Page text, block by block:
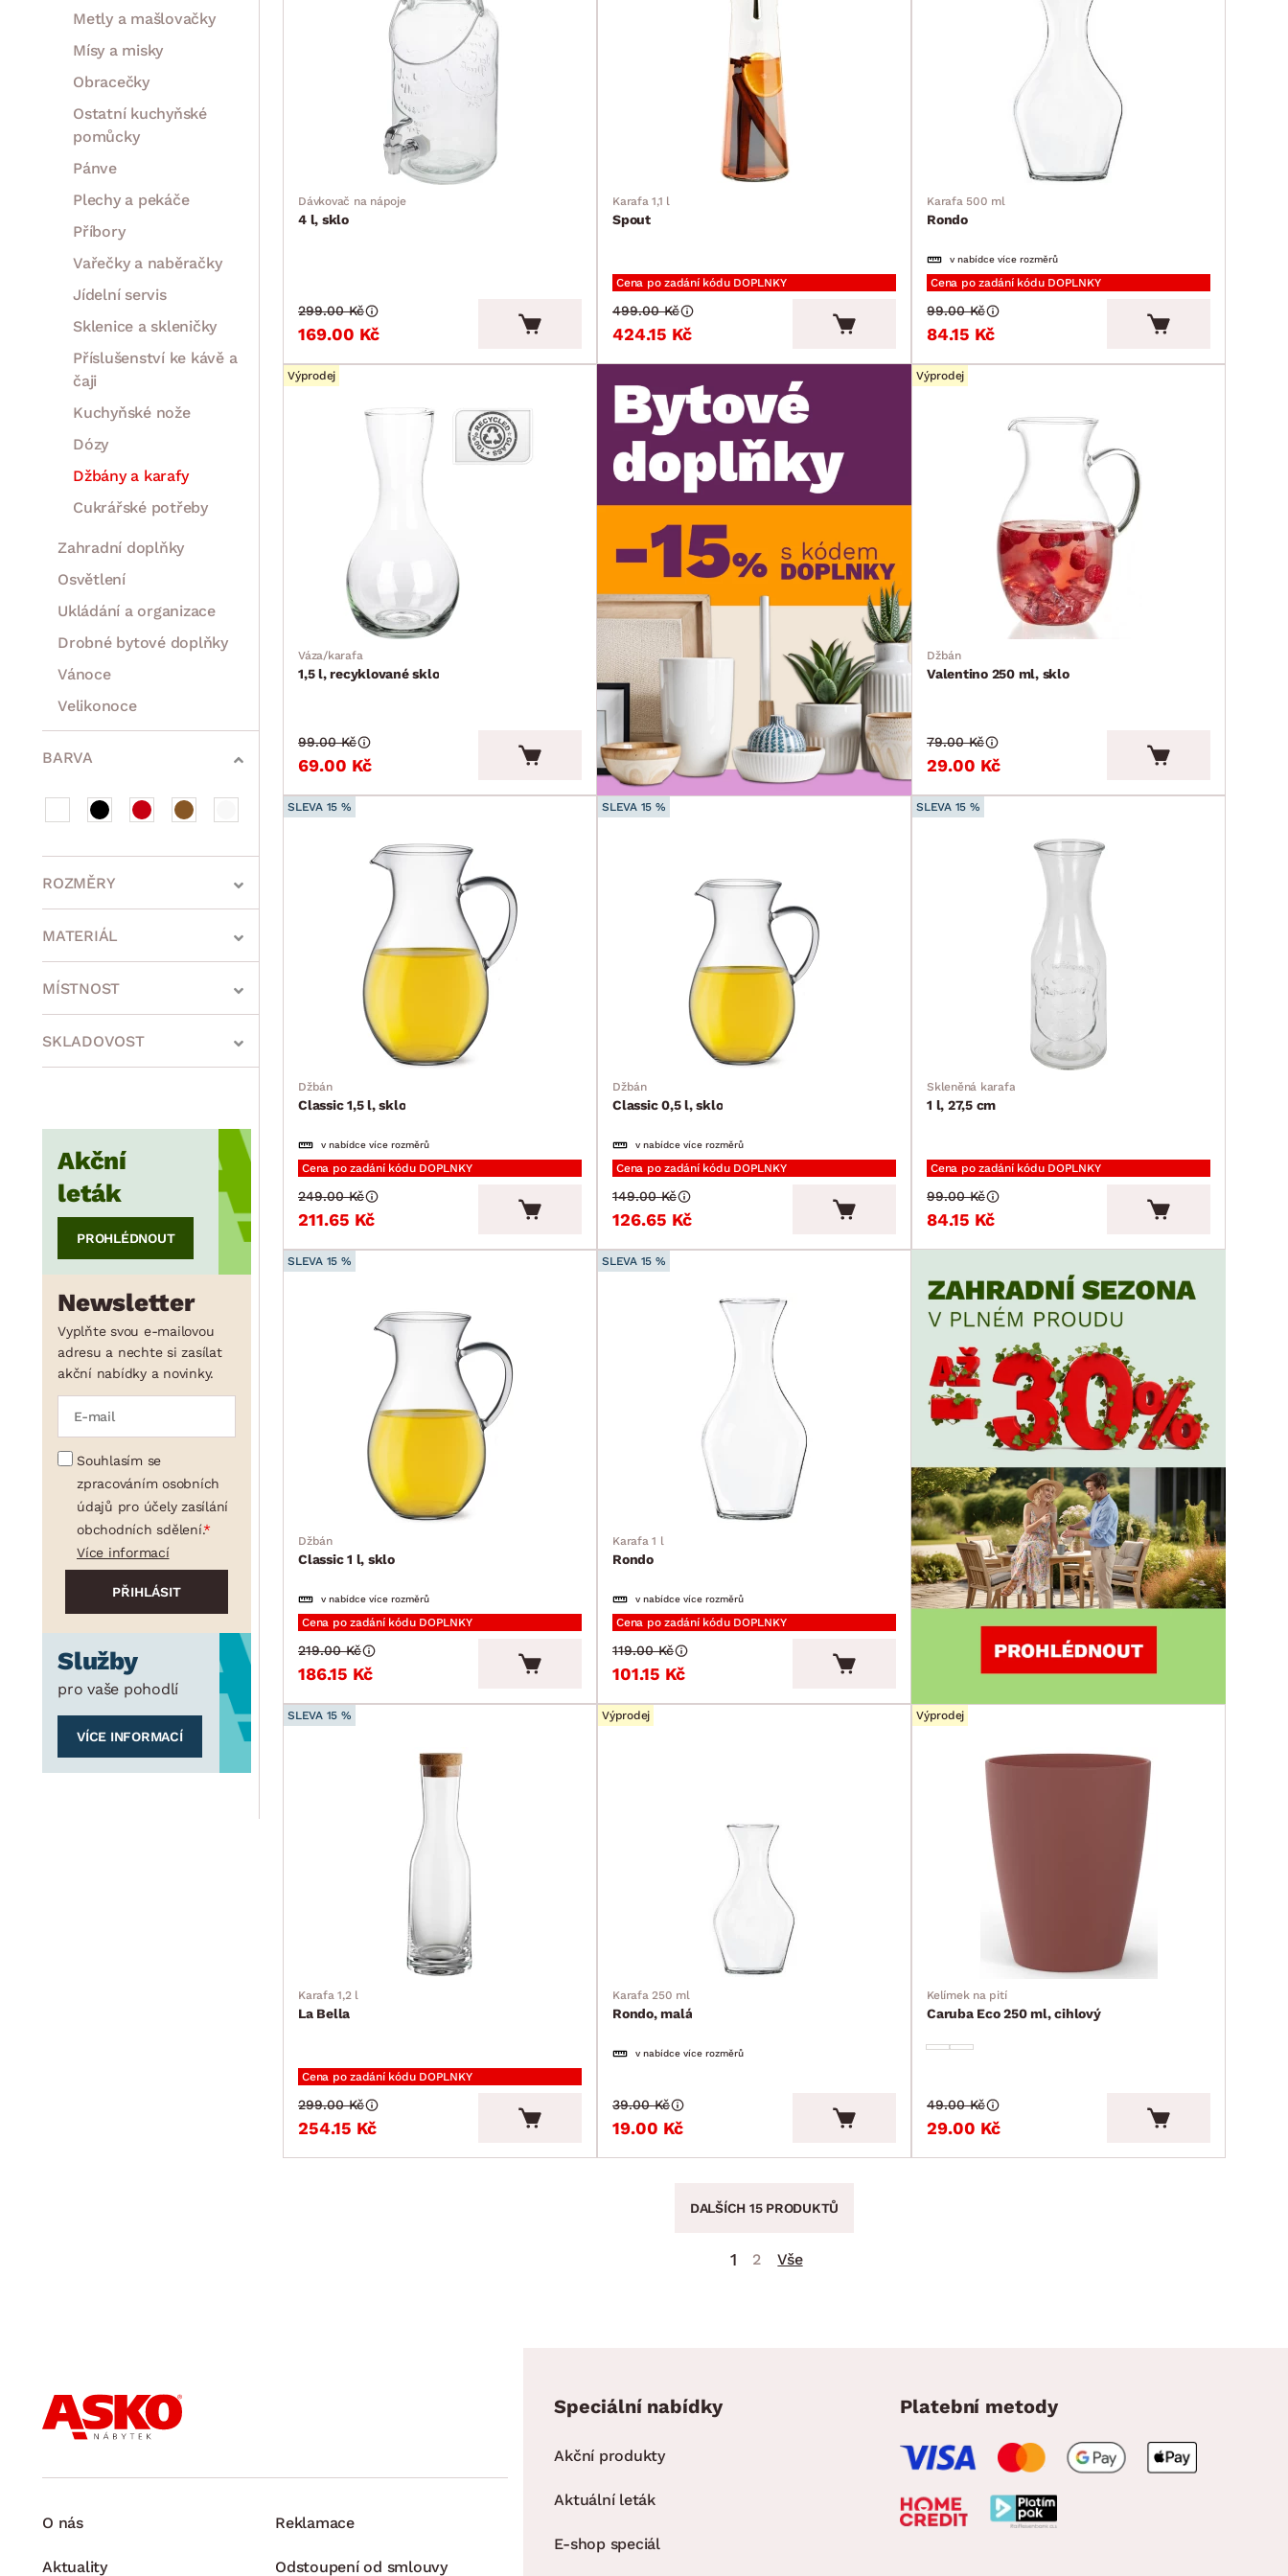
Metly a mašlovačky
Mísy a misky
Obracečky
Ostatní kuchyňské
pomůcky
Pánve
Plechy a pekáče
Příbory
Vařečky a naběračky
Jídelní servis
Sklenice a skleničky
Příslušenství ke kávě a
čaji
Kuchyňské nože
Dózy
Džbány a karafy
Cukrářské potřeby
Zahradní doplňky
Osvětlení
Ukládání a organizace
Drobné bytové doplňky
Vánoce
Velikonoce
Sedací soupravy a pohovky
Sestavy a stěny
Drobný nábytek
Spotřebiče
BARVA
ROZMĚRY
min. cm
min. cm max. cm
min. cm
MATERIÁL
MÍSTNOST
SKLADOVOST
Akční
leták
PROHLÉDNOUT
Newsletter
Vyplňte svou e-mailovou
adresu a nechte si zasílat
akční nabídky a novinky.
Souhlasím se
zpracováním osobních
údajů pro účely zasílání
obchodních sdělení.
Více informací
Služby
pro vaše pohodlí
VÍCE INFORMACÍ
Dávkovač na nápoje
4 l, sklo
169.00 Kč
299.00 Kč
Karafa 1,1 l
Spout
Cena po zadání kódu DOPLNKY
424.15 Kč
499.00 Kč
Karafa 500 ml
Rondo
v nabídce více rozměrů
Cena po zadání kódu DOPLNKY
84.15 Kč
99.00 Kč
Výprodej
Váza/karafa
1,5 l, recyklované sklo
69.00 Kč
99.00 Kč
Výprodej
Džbán
Valentino 250 ml, sklo
29.00 Kč
79.00 Kč
SLEVA 15 %
Džbán
Classic 1,5 l, sklo
v nabídce více rozměrů
Cena po zadání kódu DOPLNKY
211.65 Kč
249.00 Kč
SLEVA 15 %
Džbán
Classic 0,5 l, sklo
v nabídce více rozměrů
Cena po zadání kódu DOPLNKY
126.65 Kč
149.00 Kč
SLEVA 15 %
Skleněná karafa
1 l, 27,5 cm
Cena po zadání kódu DOPLNKY
84.15 Kč
99.00 Kč
SLEVA 15 %
Džbán
Classic 1 l, sklo
v nabídce více rozměrů
Cena po zadání kódu DOPLNKY
186.15 Kč
219.00 Kč
SLEVA 15 %
Karafa 1 l
Rondo
v nabídce více rozměrů
Cena po zadání kódu DOPLNKY
101.15 Kč
119.00 Kč
SLEVA 15 %
Karafa 1,2 l
La Bella
Cena po zadání kódu DOPLNKY
254.15 Kč
299.00 Kč
Výprodej
Karafa 250 ml
Rondo, malá
v nabídce více rozměrů
19.00 Kč
39.00 Kč
Výprodej
Kelímek na pití
Caruba Eco 250 ml, cihlový
29.00 Kč
49.00 Kč
DALŠÍCH 15 PRODUKTŮ
1 2 Vše
O nás
Aktuality
Reklamace
Odstoupení od smlouvy
Speciální nabídky
Akční produkty
Aktuální leták
E-shop speciál
Platební metody